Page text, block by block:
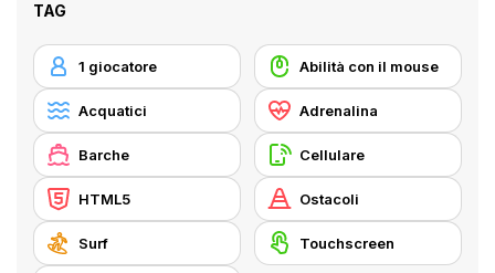
TAG
1 giocatore Abilità con il mouse
Acquatici Adrenalina
Barche Cellulare
HTML5 Ostacoli
Surf Touchscreen